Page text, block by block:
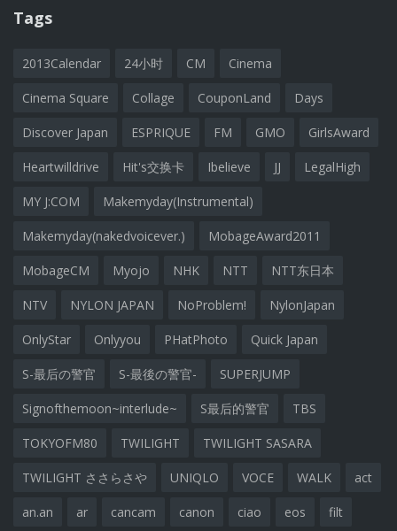
Tags
2013Calendar 24小时 CM Cinema
Cinema Square Collage CouponLand Days
Discover Japan ESPRIQUE FM GMO GirlsAward
Heartwilldrive Hit's交换卡 Ibelieve JJ LegalHigh
MY J:COM Makemyday(Instrumental)
Makemyday(nakedvoicever.) MobageAward2011
MobageCM Myojo NHK NTT NTT东日本
NTV NYLON JAPAN NoProblem! NylonJapan
OnlyStar Onlyyou PHatPhoto Quick Japan
S-最后の警官 S-最後の警官- SUPERJUMP
Signofthemoon~interlude~ S最后的警官 TBS
TOKYOFM80 TWILIGHT TWILIGHT SASARA
TWILIGHT ささらさや UNIQLO VOCE WALK act
an.an ar cancam canon ciao eos filt